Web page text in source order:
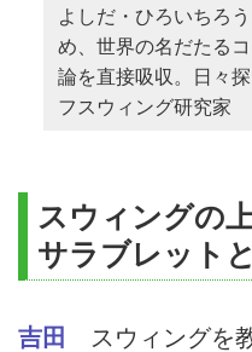
よしだ・ひろいちろ
め、世界の名だたる
論を直接吸収。日々
フスウィング研究家
スウィングの
サラブレット
吉田
スウィングを